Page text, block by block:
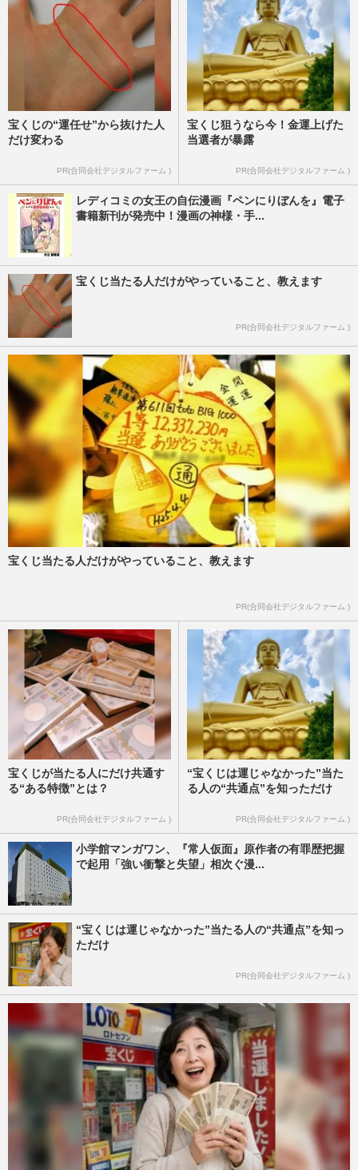
週刊女性2021年11月30日・12月7日号 2021/12/2
宝くじの“運任せ”から抜けた人
だけ変わる
PR(合同会社デジタルファーム )
宝くじ狙うなら今！金運上げた
当選者が暴露
PR(合同会社デジタルファーム )
レディコミの女王の自伝漫画『ペンにりぼんを』電子
書籍新刊が発売中！漫画の神様・手...
宝くじ当たる人だけがやっていること、教えます
PR(合同会社デジタルファーム )
宝くじ当たる人だけがやっていること、教えます
PR(合同会社デジタルファーム )
宝くじが当たる人にだけ共通す
る“ある特徴”とは？
PR(合同会社デジタルファーム )
“宝くじは運じゃなかった”当た
る人の“共通点”を知っただけ
PR(合同会社デジタルファーム )
小学館マンガワン、『常人仮面』原作者の有罪歴把握
で起用「強い衝撃と失望」相次ぐ漫...
“宝くじは運じゃなかった”当たる人の“共通点”を知っ
ただけ
PR(合同会社デジタルファーム )